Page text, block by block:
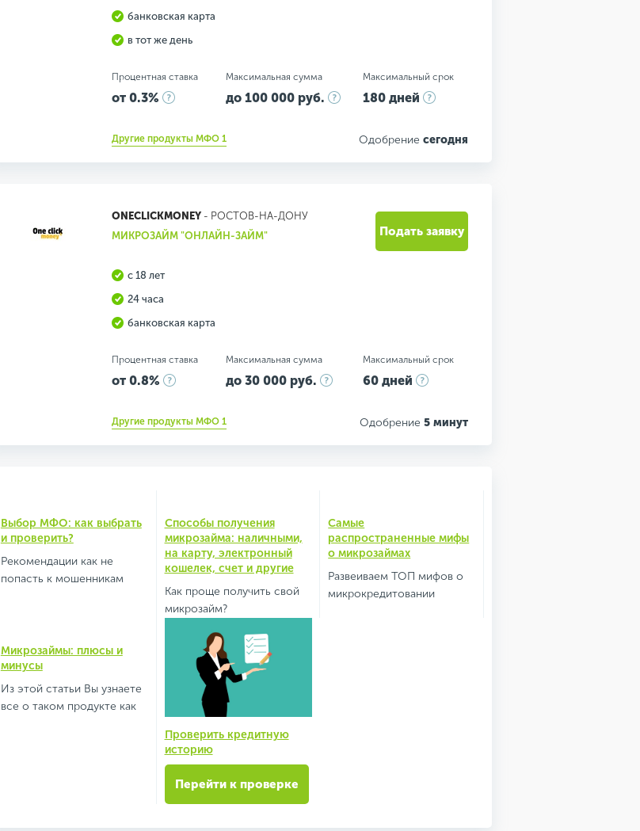
банковская карта
в тот же день
Процентная ставка
от 0.3%
Максимальная сумма
до 100 000 руб.
Максимальный срок
180 дней
Другие продукты МФО 1 Одобрение сегодня
ONECLICKMONEY- РОСТОВ-НА-ДОНУ
МИКРОЗАЙМ "ОНЛАЙН-ЗАЙМ"
с 18 лет
24 часа
банковская карта
Процентная ставка
от 0.8%
Максимальная сумма
до 30 000 руб.
Максимальный срок
60 дней
Другие продукты МФО 1 Одобрение 5 минут
Подать заявку
Выбор МФО: как выбрать
и проверить?
Рекомендации как не
попасть к мошенникам
Способы получения
микрозайма: наличными,
на карту, электронный
кошелек, счет и другие
Как проще получить свой
микрозайм?
Самые
распространенные мифы
о микрозаймах
Развеиваем ТОП мифов о
микрокредитовании
Микрозаймы: плюсы и
минусы
Из этой статьи Вы узнаете
все о таком продукте как
Проверить кредитную
историю
Перейти к проверке